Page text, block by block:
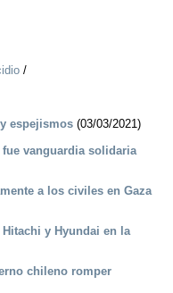
/
espejismos (03/03/2021)
vanguardia solidaria
a los civiles en Gaza
y Hyundai en la
chileno romper